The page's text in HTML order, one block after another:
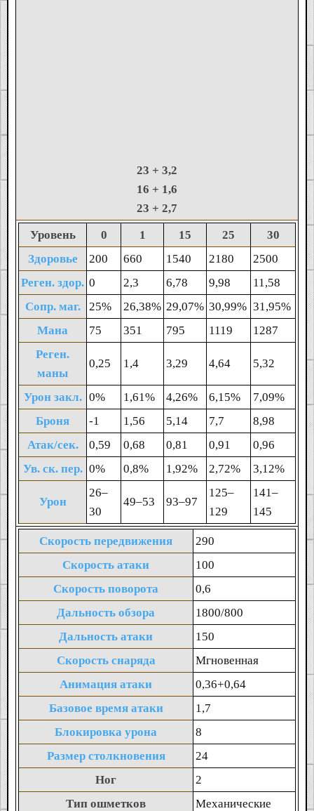
23 + 3,2
16 + 1,6
23 + 2,7
Уровень
0 1 15 25
30
Здоровье
200 660 1540 2180
2500
Реген. здор. 0 2,3 6,78 9,98
11,58
Сопр. маг.
25% 26,38% 29,07% 30,99% 31,95%
Мана
75 351 795 1119
1287
Реген.
маны
0,25 1,4 3,29 4,64 5,32
Урон закл. 0% 1,61% 4,26% 6,15%
7,09%
Броня
-1 1,56 5,14 7,7
8,98
Атак/сек.
0,59 0,68 0,81 0,91
0,96
Ув. ск. пер. 0% 0,8% 1,92% 2,72% 3,12%
Урон
26‒
30
49‒53 93‒97
125‒
129
141‒
145
Скорость передвижения
290
Скорость атаки
100
Скорость поворота
0,6
Дальность обзора
1800/800
Дальность атаки
150
Скорость снаряда
Мгновенная
Анимация атаки
0,36+0,64
Базовое время атаки
1,7
Блокировка урона
8
Размер столкновения
24
Ног
2
Тип ошметков
Механические